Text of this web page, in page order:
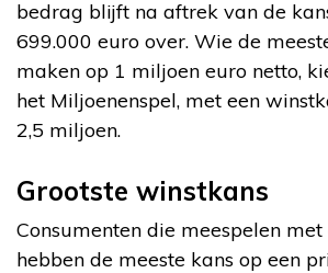
bedrag blijft na aftrek van de
699.000 euro over. Wie de
maken op 1 miljoen euro netto,
het Miljoenenspel, met een
2,5 miljoen.
Grootste winstkans
Consumenten die meespelen
hebben de meeste kans op een